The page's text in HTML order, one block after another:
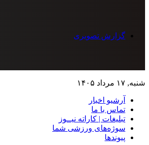
گزارش تصویری
شنبه, ۱۷ مرداد ۱۴۰۵
آرشیو اخبار
تماس‌ با‌ ما
تبلیغات | کاراته نیــوز
سوژه‌های ورزشی شما
پیوندها